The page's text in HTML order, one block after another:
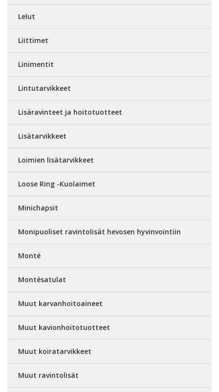
Lelut
Liittimet
Linimentit
Lintutarvikkeet
Lisäravinteet ja hoitotuotteet
Lisätarvikkeet
Loimien lisätarvikkeet
Loose Ring -Kuolaimet
Minichapsit
Monipuoliset ravintolisät hevosen hyvinvointiin
Monté
Montésatulat
Muut karvanhoitoaineet
Muut kavionhoitotuotteet
Muut koiratarvikkeet
Muut ravintolisät